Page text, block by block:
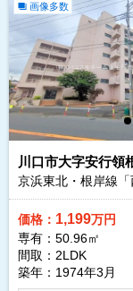
画像多数
川口市大字安行領
京浜東北・根岸線
価格： 1,199万円
専有：50.96㎡
間取：2LDK
築年：1974年3月